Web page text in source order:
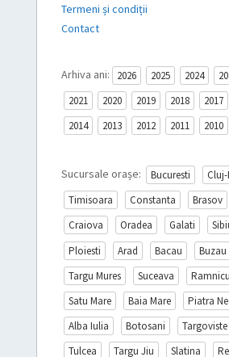
Termeni și condiții
Contact
Arhiva ani: 2026 2025 2024
2021
2020 2019 2018 2017
2014
2013 2012 2011 2010
Sucursale orașe: Bucuresti
Timisoara
Constanta Brasov
Craiova
Oradea Galati
Ploiesti
Arad Bacau Buzau
Targu Mures
Suceava
Satu Mare
Baia Mare Piatra
Alba Iulia
Botosani Targoviste
Tulcea
Targu Jiu Slatina